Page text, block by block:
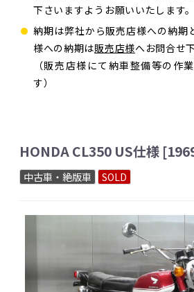
下さいますようお願いいたします。
納期は弊社から販売店様への納期
様への納期は販売店様へお問合せ
（販売店様にて納車整備等の作
す）
HONDA CL350 US仕様
中古車・絶版車 SOLD